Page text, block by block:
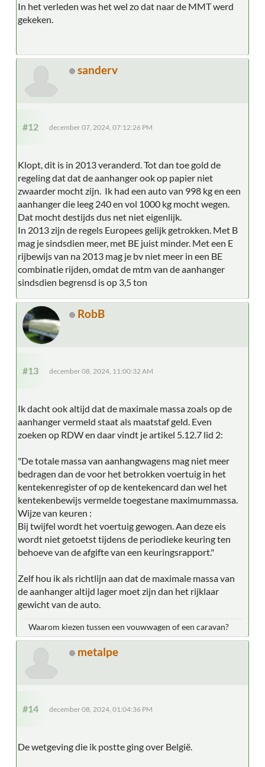
In het verleden was het wel zo dat naar de MMT werd
gekeken.
sanderv
#12 december 07, 2024, 07:12:26 PM
Klopt, dit is in 2013 veranderd. Tot dan toe gold de
regeling dat dat de aanhanger ook op papier niet
zwaarder mocht zijn. Ik had een auto van 998 kg en een
aanhanger die leeg 240 en vol 1000 kg mocht wegen.
Dat mocht destijds dus net niet eigenlijk.
In 2013 zijn de regels Europees gelijk getrokken. Met B
mag je sindsdien meer, met BE juist minder. Met een E
rijbewijs van na 2013 mag je bv niet meer in een BE
combinatie rijden, omdat de mtm van de aanhanger
sindsdien begrensd is op 3,5 ton
RobB
#13 december 08, 2024, 11:00:32 AM
Ik dacht ook altijd dat de maximale massa zoals op de
aanhanger vermeld staat als maatstaf geld. Even
zoeken op RDW en daar vindt je artikel 5.12.7 lid 2:
"De totale massa van aanhangwagens mag niet meer
bedragen dan de voor het betrokken voertuig in het
kentekenregister of op de kentekencard dan wel het
kentekenbewijs vermelde toegestane maximummassa.
Wijze van keuren :
Bij twijfel wordt het voertuig gewogen. Aan deze eis
wordt niet getoetst tijdens de periodieke keuring ten
behoeve van de afgifte van een keuringsrapport."
Zelf hou ik als richtlijn aan dat de maximale massa van
de aanhanger altijd lager moet zijn dan het rijklaar
gewicht van de auto.
Waarom kiezen tussen een vouwwagen of een caravan?
metalpe
#14 december 08, 2024, 01:04:36 PM
De wetgeving die ik postte ging over België.